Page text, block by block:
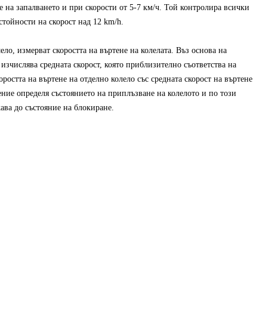
на запалването и при скорости от 5-7 км/ч. Той контролира всички
на скорост над 12 km/h.
измерват скоростта на въртене на колелата. Въз основа на
средната скорост, която приблизително съответства на
на въртене на отделно колело със средната скорост на въртене
определя състоянието на приплъзване на колелото и по този
до състояние на блокиране.